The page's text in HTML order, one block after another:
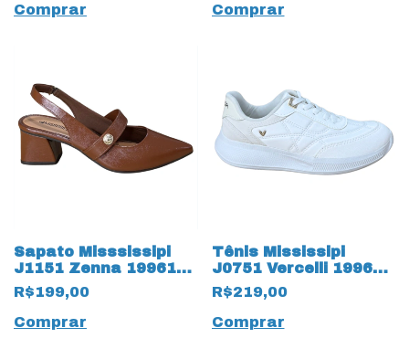
Comprar
Comprar
Sapato Misssissipi
J1151 Zenna 19961
Tabaco
R$199,00
Comprar
Tênis Mississipi
J0751 Vercelli 19963
New White
R$219,00
Comprar